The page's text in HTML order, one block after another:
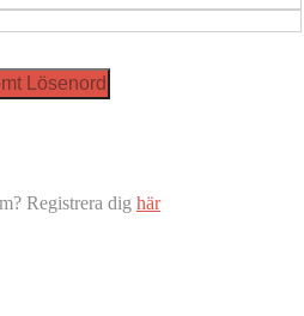
Registrera dig här